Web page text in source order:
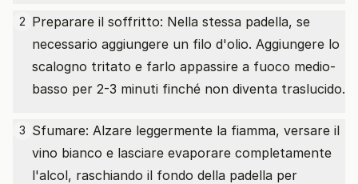
2 Preparare il soffritto: Nella stessa padella, se
necessario aggiungere un filo d'olio. Aggiungere lo
scalogno tritato e farlo appassire a fuoco medio-
basso per 2-3 minuti finché non diventa traslucido.
3 Sfumare: Alzare leggermente la fiamma, versare il
vino bianco e lasciare evaporare completamente
l'alcol, raschiando il fondo della padella per